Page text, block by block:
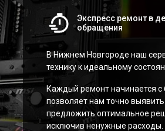
Экспресс ремонт в
обращения
В Нижнем Новгороде наш
технику к идеальному
Каждый ремонт начинается с
позволяет нам точно
предложить оптимальное
исключив ненужные расходы.